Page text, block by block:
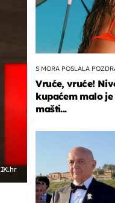
S MORA POSLALA
Vruće, vruće!
kupaćem malo
mašti...